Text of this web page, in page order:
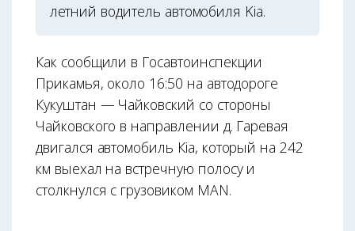
летний водитель автомобиля Kia.
Как сообщили в Госавтоинспекции
Прикамья, около 16:50 на автодороге
Кукуштан — Чайковский со стороны
Чайковского в направлении д. Гаревая
двигался автомобиль Кia, который на 242
км выехал на встречную полосу и
столкнулся с грузовиком MAN.